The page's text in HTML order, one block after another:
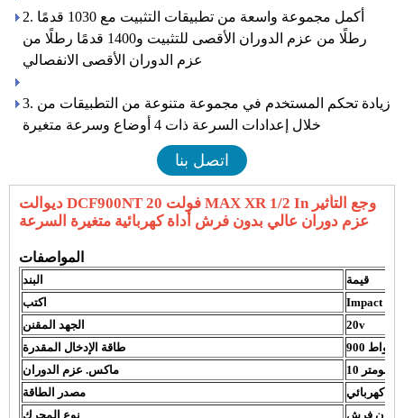
2. أكمل مجموعة واسعة من تطبيقات التثبيت مع 1030 قدمًا
رطلًا من عزم الدوران الأقصى للتثبيت و1400 قدمًا رطلًا من
عزم الدوران الأقصى الانفصالي
3. زيادة تحكم المستخدم في مجموعة متنوعة من التطبيقات من
خلال إعدادات السرعة ذات 4 أوضاع وسرعة متغيرة
اتصل بنا
ديوالت DCF900NT 20 فولت MAX XR 1/2 In وجع التأثير
عزم دوران عالي بدون فرش أداة كهربائية متغيرة السرعة
المواصفات
البند
قيمة
اكتب
Impact
الجهد المقنن
20v
طاقة الإدخال المقدرة
900 واط
ماكس. عزم الدوران
10 نانومتر
مصدر الطاقة
كهربائي
نوع المحرك
بدون فرش